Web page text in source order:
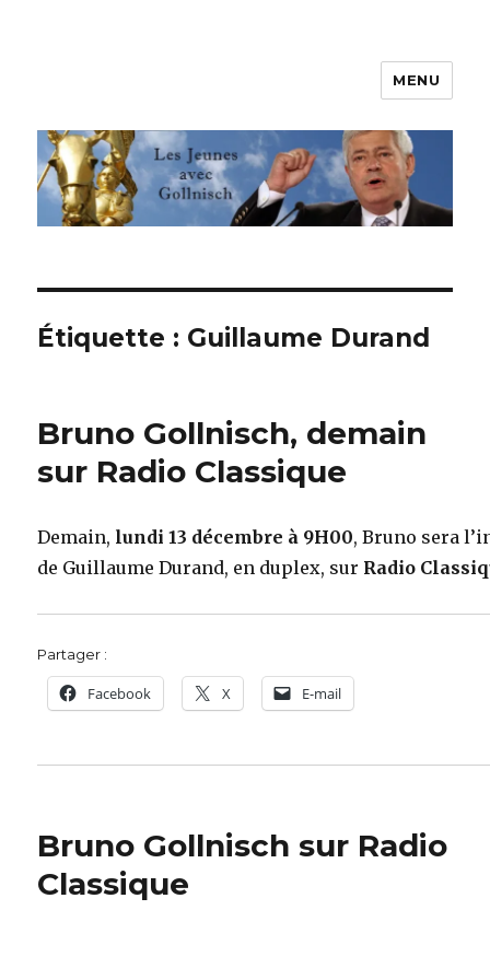
Les jeunes avec Gollnisch
MENU
Étiquette : Guillaume Durand
Bruno Gollnisch, demain
sur Radio Classique
Demain, lundi 13 décembre à 9H00, Bruno sera
de Guillaume Durand, en duplex, sur Radio
Partager :
Facebook X E-mail
Bruno Gollnisch sur Radio
Classique